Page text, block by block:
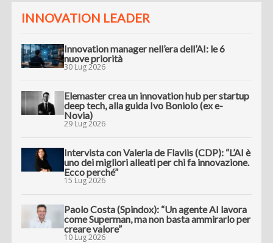
INNOVATION LEADER
Innovation manager nell’era dell’AI: le 6
nuove priorità
30 Lug 2026
Elemaster crea un innovation hub per startup
deep tech, alla guida Ivo Boniolo (ex e-
Novia)
29 Lug 2026
Intervista con Valeria de Flaviis (CDP): “L’AI è
uno dei migliori alleati per chi fa innovazione.
Ecco perché”
15 Lug 2026
Paolo Costa (Spindox): “Un agente AI lavora
come Superman, ma non basta ammirarlo per
creare valore”
10 Lug 2026